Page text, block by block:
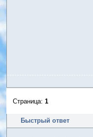
Страница:1
Быстрый ответ